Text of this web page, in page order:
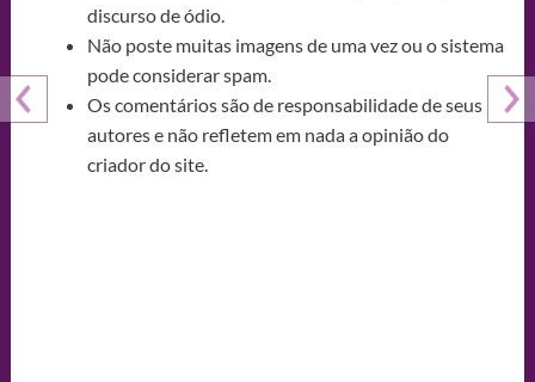
discurso de ódio.
Não poste muitas imagens de uma vez ou o sistema
pode considerar spam.
Os comentários são de responsabilidade de seus
autores e não refletem em nada a opinião do
criador do site.